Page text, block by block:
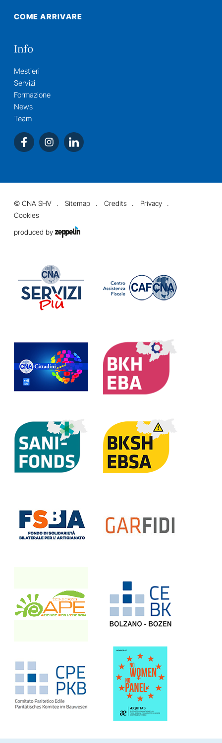
COME ARRIVARE
Info
Mestieri
Servizi
Formazione
News
Team
©CNA SHV Sitemap Credits
Privacy
Cookies
produced by